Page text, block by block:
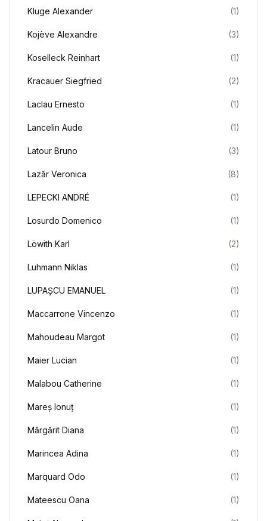
Kluge Alexander (1)
Kojève Alexandre (3)
Koselleck Reinhart (1)
Kracauer Siegfried (2)
Laclau Ernesto (1)
Lancelin Aude (1)
Latour Bruno (3)
Lazăr Veronica (8)
LEPECKI ANDRÉ (1)
Losurdo Domenico (1)
Löwith Karl (2)
Luhmann Niklas (1)
LUPAȘCU EMANUEL (1)
Maccarrone Vincenzo (1)
Mahoudeau Margot (1)
Maier Lucian (1)
Malabou Catherine (1)
Mareș Ionuț (1)
Mărgărit Diana (1)
Marincea Adina (1)
Marquard Odo (1)
Mateescu Oana (1)